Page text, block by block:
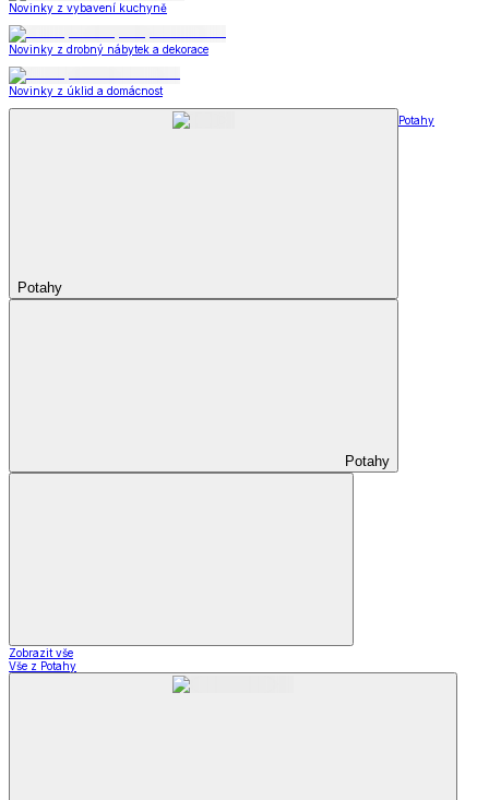
Novinky z vybavení kuchyně
Novinky z drobný nábytek a dekorace
Novinky z úklid a domácnost
Potahy
Potahy
Potahy
Zobrazit vše
Vše z Potahy